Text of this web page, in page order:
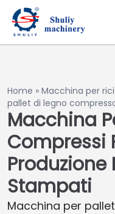
Home » Macchina per
pallet di legno
Macchina
Compressi
Produzione
Stampati
Macchina per